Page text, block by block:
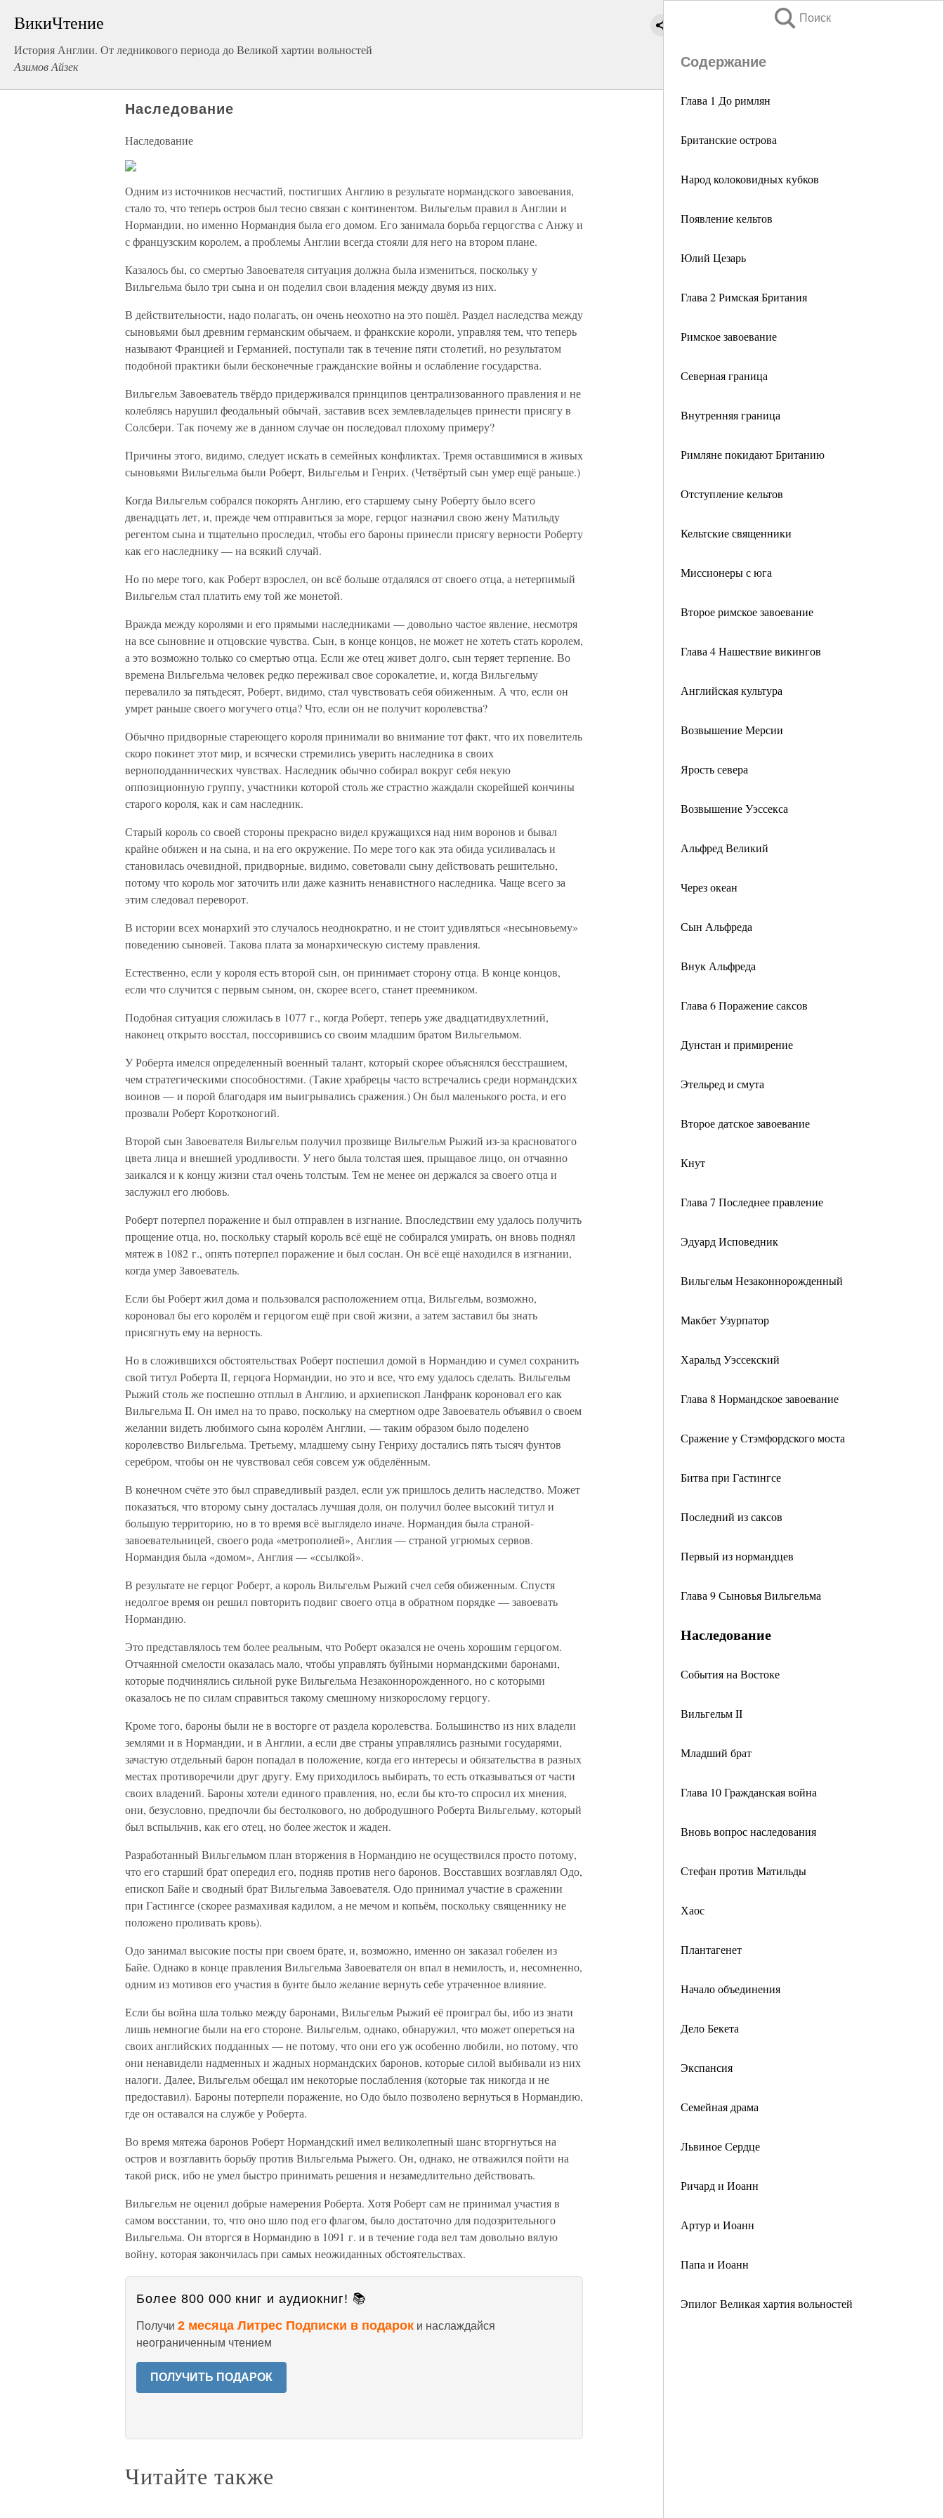
ВикиЧтение
История Англии. От ледникового периода до Великой хартии вольностей
Азимов Айзек
Поиск
Содержание
Глава 1 До римлян
Британские острова
Народ колоковидных кубков
Появление кельтов
Юлий Цезарь
Глава 2 Римская Британия
Римское завоевание
Северная граница
Внутренняя граница
Римляне покидают Британию
Отступление кельтов
Кельтские священники
Миссионеры с юга
Второе римское завоевание
Глава 4 Нашествие викингов
Английская культура
Возвышение Мерсии
Ярость севера
Возвышение Уэссекса
Альфред Великий
Через океан
Сын Альфреда
Внук Альфреда
Глава 6 Поражение саксов
Дунстан и примирение
Этельред и смута
Второе датское завоевание
Кнут
Глава 7 Последнее правление
Эдуард Исповедник
Вильгельм Незаконнорожденный
Макбет Узурпатор
Харальд Уэссекский
Глава 8 Нормандское завоевание
Сражение у Стэмфордского моста
Битва при Гастингсе
Последний из саксов
Первый из нормандцев
Глава 9 Сыновья Вильгельма
Наследование
События на Востоке
Вильгельм II
Младший брат
Глава 10 Гражданская война
Вновь вопрос наследования
Стефан против Матильды
Хаос
Плантагенет
Начало объединения
Дело Бекета
Экспансия
Семейная драма
Львиное Сердце
Ричард и Иоанн
Артур и Иоанн
Папа и Иоанн
Эпилог Великая хартия вольностей
Наследование
Наследование
Одним из источников несчастий, постигших Англию в результате нормандского завоевания,
стало то, что теперь остров был тесно связан с континентом. Вильгельм правил в Англии и
Нормандии, но именно Нормандия была его домом. Его занимала борьба герцогства с Анжу и
с французским королем, а проблемы Англии всегда стояли для него на втором плане.
Казалось бы, со смертью Завоевателя ситуация должна была измениться, поскольку у
Вильгельма было три сына и он поделил свои владения между двумя из них.
В действительности, надо полагать, он очень неохотно на это пошёл. Раздел наследства между
сыновьями был древним германским обычаем, и франкские короли, управляя тем, что теперь
называют Францией и Германией, поступали так в течение пяти столетий, но результатом
подобной практики были бесконечные гражданские войны и ослабление государства.
Вильгельм Завоеватель твёрдо придерживался принципов централизованного правления и не
колеблясь нарушил феодальный обычай, заставив всех землевладельцев принести присягу в
Солсбери. Так почему же в данном случае он последовал плохому примеру?
Причины этого, видимо, следует искать в семейных конфликтах. Тремя оставшимися в живых
сыновьями Вильгельма были Роберт, Вильгельм и Генрих. (Четвёртый сын умер ещё раньше.)
Когда Вильгельм собрался покорять Англию, его старшему сыну Роберту было всего
двенадцать лет, и, прежде чем отправиться за море, герцог назначил свою жену Матильду
регентом сына и тщательно проследил, чтобы его бароны принесли присягу верности Роберту
как его наследнику — на всякий случай.
Но по мере того, как Роберт взрослел, он всё больше отдалялся от своего отца, а нетерпимый
Вильгельм стал платить ему той же монетой.
Вражда между королями и его прямыми наследниками — довольно частое явление, несмотря
на все сыновние и отцовские чувства. Сын, в конце концов, не может не хотеть стать королем,
а это возможно только со смертью отца. Если же отец живет долго, сын теряет терпение. Во
времена Вильгельма человек редко переживал свое сорокалетие, и, когда Вильгельму
перевалило за пятьдесят, Роберт, видимо, стал чувствовать себя обиженным. А что, если он
умрет раньше своего могучего отца? Что, если он не получит королевства?
Обычно придворные стареющего короля принимали во внимание тот факт, что их повелитель
скоро покинет этот мир, и всячески стремились уверить наследника в своих
верноподданнических чувствах. Наследник обычно собирал вокруг себя некую
оппозиционную группу, участники которой столь же страстно жаждали скорейшей кончины
старого короля, как и сам наследник.
Старый король со своей стороны прекрасно видел кружащихся над ним воронов и бывал
крайне обижен и на сына, и на его окружение. По мере того как эта обида усиливалась и
становилась очевидной, придворные, видимо, советовали сыну действовать решительно,
потому что король мог заточить или даже казнить ненавистного наследника. Чаще всего за
этим следовал переворот.
В истории всех монархий это случалось неоднократно, и не стоит удивляться «несыновьему»
поведению сыновей. Такова плата за монархическую систему правления.
Естественно, если у короля есть второй сын, он принимает сторону отца. В конце концов,
если что случится с первым сыном, он, скорее всего, станет преемником.
Подобная ситуация сложилась в 1077 г., когда Роберт, теперь уже двадцатидвухлетний,
наконец открыто восстал, поссорившись со своим младшим братом Вильгельмом.
У Роберта имелся определенный военный талант, который скорее объяснялся бесстрашием,
чем стратегическими способностями. (Такие храбрецы часто встречались среди нормандских
воинов — и порой благодаря им выигрывались сражения.) Он был маленького роста, и его
прозвали Роберт Коротконогий.
Второй сын Завоевателя Вильгельм получил прозвище Вильгельм Рыжий из-за красноватого
цвета лица и внешней уродливости. У него была толстая шея, прыщавое лицо, он отчаянно
заикался и к концу жизни стал очень толстым. Тем не менее он держался за своего отца и
заслужил его любовь.
Роберт потерпел поражение и был отправлен в изгнание. Впоследствии ему удалось получить
прощение отца, но, поскольку старый король всё ещё не собирался умирать, он вновь поднял
мятеж в 1082 г., опять потерпел поражение и был сослан. Он всё ещё находился в изгнании,
когда умер Завоеватель.
Если бы Роберт жил дома и пользовался расположением отца, Вильгельм, возможно,
короновал бы его королём и герцогом ещё при свой жизни, а затем заставил бы знать
присягнуть ему на верность.
Но в сложившихся обстоятельствах Роберт поспешил домой в Нормандию и сумел сохранить
свой титул Роберта II, герцога Нормандии, но это и все, что ему удалось сделать. Вильгельм
Рыжий столь же поспешно отплыл в Англию, и архиепископ Ланфранк короновал его как
Вильгельма II. Он имел на то право, поскольку на смертном одре Завоеватель объявил о своем
желании видеть любимого сына королём Англии, — таким образом было поделено
королевство Вильгельма. Третьему, младшему сыну Генриху достались пять тысяч фунтов
серебром, чтобы он не чувствовал себя совсем уж обделённым.
В конечном счёте это был справедливый раздел, если уж пришлось делить наследство. Может
показаться, что второму сыну досталась лучшая доля, он получил более высокий титул и
большую территорию, но в то время всё выглядело иначе. Нормандия была страной-
завоевательницей, своего рода «метрополией», Англия — страной угрюмых сервов.
Нормандия была «домом», Англия — «ссылкой».
В результате не герцог Роберт, а король Вильгельм Рыжий счел себя обиженным. Спустя
недолгое время он решил повторить подвиг своего отца в обратном порядке — завоевать
Нормандию.
Это представлялось тем более реальным, что Роберт оказался не очень хорошим герцогом.
Отчаянной смелости оказалась мало, чтобы управлять буйными нормандскими баронами,
которые подчинялись сильной руке Вильгельма Незаконнорожденного, но с которыми
оказалось не по силам справиться такому смешному низкорослому герцогу.
Кроме того, бароны были не в восторге от раздела королевства. Большинство из них владели
землями и в Нормандии, и в Англии, а если две страны управлялись разными государями,
зачастую отдельный барон попадал в положение, когда его интересы и обязательства в разных
местах противоречили друг другу. Ему приходилось выбирать, то есть отказываться от части
своих владений. Бароны хотели единого правления, но, если бы кто-то спросил их мнения,
они, безусловно, предпочли бы бестолкового, но добродушного Роберта Вильгельму, который
был вспыльчив, как его отец, но более жесток и жаден.
Разработанный Вильгельмом план вторжения в Нормандию не осуществился просто потому,
что его старший брат опередил его, подняв против него баронов. Восставших возглавлял Одо,
епископ Байе и сводный брат Вильгельма Завоевателя. Одо принимал участие в сражении
при Гастингсе (скорее размахивая кадилом, а не мечом и копьём, поскольку священнику не
положено проливать кровь).
Одо занимал высокие посты при своем брате, и, возможно, именно он заказал гобелен из
Байе. Однако в конце правления Вильгельма Завоевателя он впал в немилость, и, несомненно,
одним из мотивов его участия в бунте было желание вернуть себе утраченное влияние.
Если бы война шла только между баронами, Вильгельм Рыжий её проиграл бы, ибо из знати
лишь немногие были на его стороне. Вильгельм, однако, обнаружил, что может опереться на
своих английских подданных — не потому, что они его уж особенно любили, но потому, что
они ненавидели надменных и жадных нормандских баронов, которые силой выбивали из них
налоги. Далее, Вильгельм обещал им некоторые послабления (которые так никогда и не
предоставил). Бароны потерпели поражение, но Одо было позволено вернуться в Нормандию,
где он оставался на службе у Роберта.
Во время мятежа баронов Роберт Нормандский имел великолепный шанс вторгнуться на
остров и возглавить борьбу против Вильгельма Рыжего. Он, однако, не отважился пойти на
такой риск, ибо не умел быстро принимать решения и незамедлительно действовать.
Вильгельм не оценил добрые намерения Роберта. Хотя Роберт сам не принимал участия в
самом восстании, то, что оно шло под его флагом, было достаточно для подозрительного
Вильгельма. Он вторгся в Нормандию в 1091 г. и в течение года вел там довольно вялую
войну, которая закончилась при самых неожиданных обстоятельствах.
Более 800 000 книг и аудиокниг! 📚
Получи 2 месяца Литрес Подписки в подарок и наслаждайся
неограниченным чтением
ПОЛУЧИТЬ ПОДАРОК
Читайте также